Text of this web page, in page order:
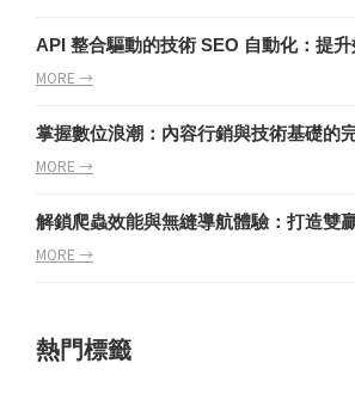
API 整合驅動的技術 SEO 自動化：提
MORE →
掌握數位浪潮：內容行銷與技術基礎的
MORE →
解鎖爬蟲效能與無縫導航體驗：打造雙
MORE →
熱門標籤